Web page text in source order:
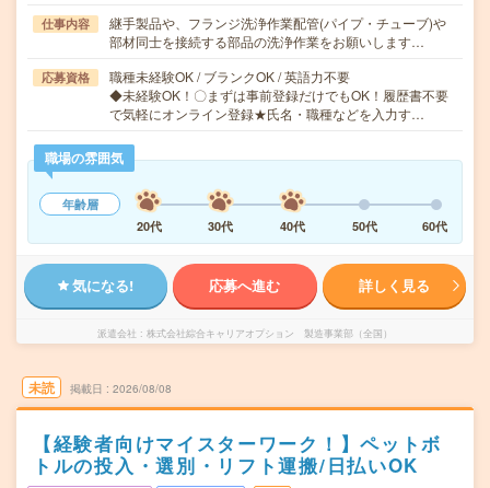
仕事内容
継手製品や、フランジ洗浄作業配管(パイプ・チューブ)や
部材同士を接続する部品の洗浄作業をお願いします…
応募資格
職種未経験OK / ブランクOK / 英語力不要
◆未経験OK！〇まずは事前登録だけでもOK！履歴書不要
で気軽にオンライン登録★氏名・職種などを入力す…
職場の雰囲気
年齢層
20代
30代 40代 50代 60代
気になる! 応募へ進む 詳しく見る
派遣会社 株式会社綜合キャリアオプション 製造事業部（全国）
未読 掲載日 2026/08/08
【経験者向けマイスターワーク！】ペットボ
トルの投入・選別・リフト運搬/日払いOK